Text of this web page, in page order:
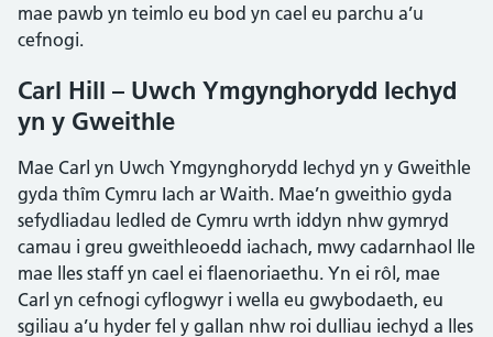
mae pawb yn teimlo eu bod yn cael eu parchu a’u
cefnogi.
Carl Hill – Uwch Ymgynghorydd Iechyd
yn y Gweithle
Mae Carl yn Uwch Ymgynghorydd Iechyd yn y Gweithle
gyda thîm Cymru Iach ar Waith. Mae’n gweithio gyda
sefydliadau ledled de Cymru wrth iddyn nhw gymryd
camau i greu gweithleoedd iachach, mwy cadarnhaol lle
mae lles staff yn cael ei flaenoriaethu. Yn ei rôl, mae
Carl yn cefnogi cyflogwyr i wella eu gwybodaeth, eu
sgiliau a’u hyder fel y gallan nhw roi dulliau iechyd a lles